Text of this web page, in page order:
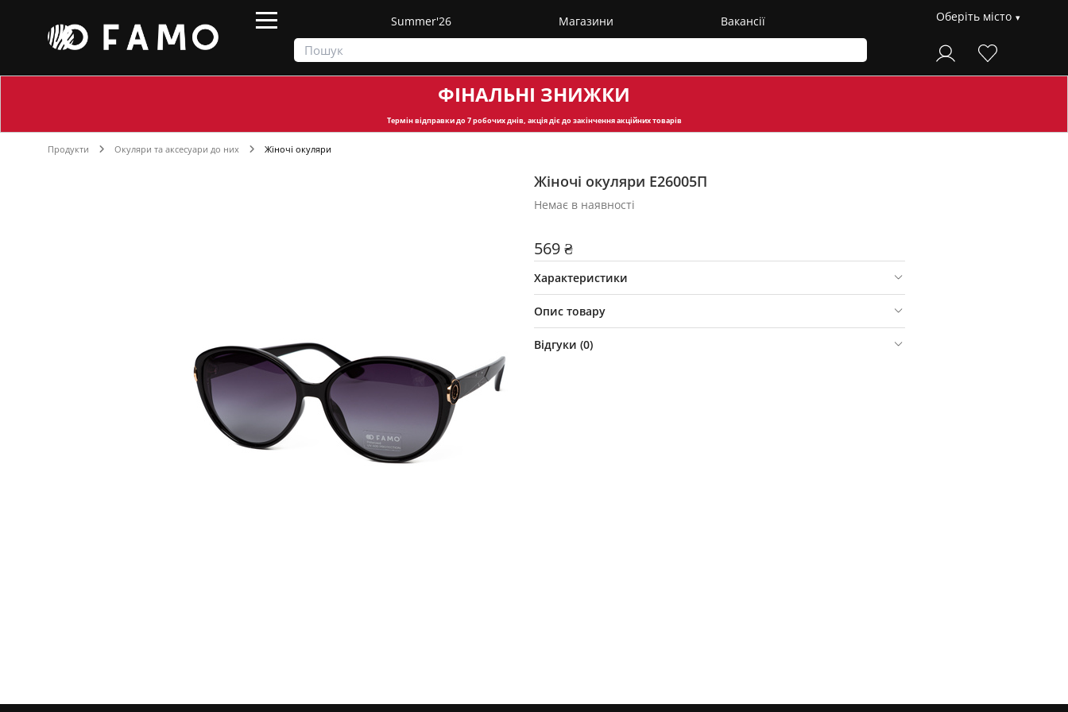
Summer'26 Магазини Вакансії Оберіть місто
ФІНАЛЬНІ ЗНИЖКИ
Термін відправкидо 7 робочих днів, акція діє до закінчення акційних товарів
Продукти Окуляри та аксесуари до них Жіночі окуляри
Жіночі окуляри E26005П
Немає в наявності
569 ₴
Характеристики
Опис товару
Відгуки (0)